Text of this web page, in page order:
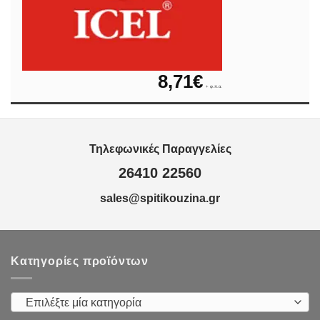
8,71€ + φ.π.α.
Τηλεφωνικές Παραγγελίες
26410 22560
sales@spitikouzina.gr
Κατηγορίες προϊόντων
Επιλέξτε μία κατηγορία